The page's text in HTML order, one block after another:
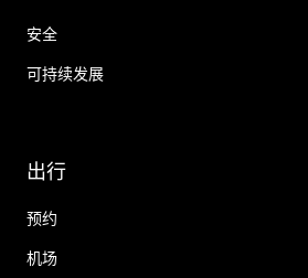
安全
可持续发展
出行
预约
机场